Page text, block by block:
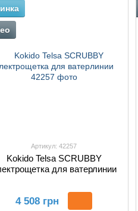
Артикул: 42257
Kokido Telsa SCRUBBY
для ватерлинии
4 508 грн